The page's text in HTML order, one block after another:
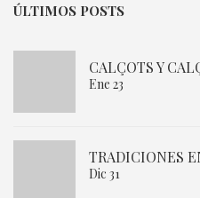
ÚLTIMOS POSTS
CALÇOTS Y
Ene 23
TRADICIONES
Dic 31